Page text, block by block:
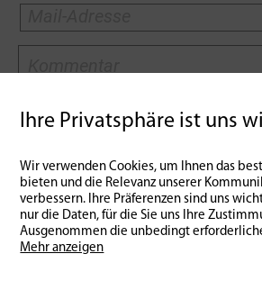
Zurück zur
Ihre Privatsphäre ist uns
Wir verwenden Cookies, um Ihnen das
bieten und die Relevanz unserer
verbessern. Ihre Präferenzen sind uns
nur die Daten, für die Sie uns Ihre
Ausgenommen die unbedingt
Mehr anzeigen